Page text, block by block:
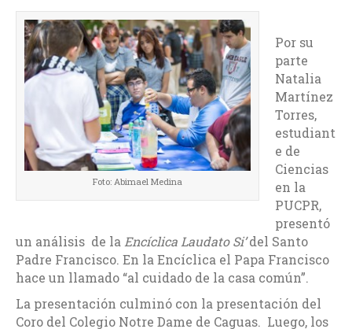
Foto: Abimael Medina
Por su
parte
Natalia
Martínez
Torres,
estudiant
e de
Ciencias
en la
PUCPR,
presentó
un análisis de la Encíclica Laudato Si’del Santo
Padre Francisco. En la Encíclica el Papa Francisco
hace un llamado “al cuidado de la casa común”.
La presentación culminó con la presentación del
Coro del Colegio Notre Dame de Caguas. Luego, los